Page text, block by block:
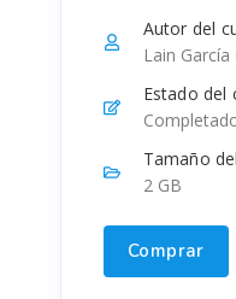
Autor del
Lain García
Estado del
Tamaño
2 GB
Comprar